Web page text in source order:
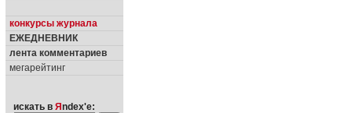
конкурсы журнала
ЕЖЕДНЕВНИК
лента комментариев
мегарейтинг
искать в Я ndex'е: